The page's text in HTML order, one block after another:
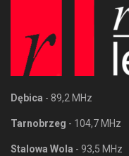
Dębica - 89,2 MHz
Tarnobrzeg - 104,7 MHz
Stalowa Wola - 93,5 MHz